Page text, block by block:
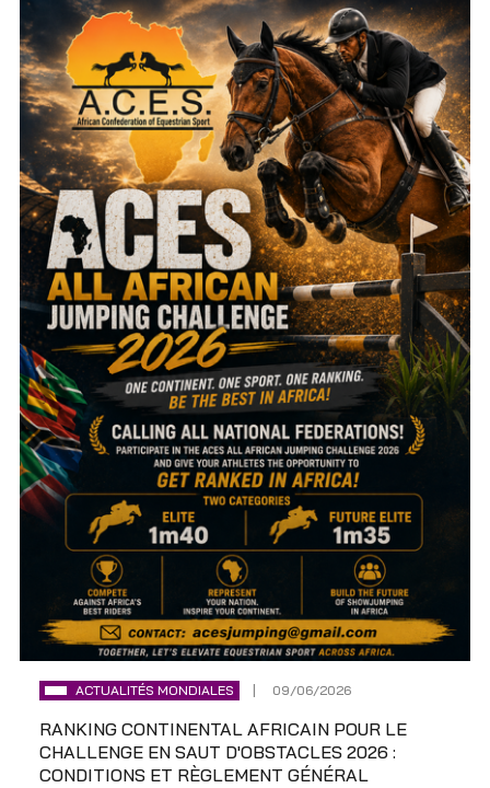
ACTUALITÉS MONDIALES 09/06/2026
RANKING CONTINENTAL AFRICAIN POUR LE
CHALLENGE EN SAUT D'OBSTACLES 2026 :
CONDITIONS ET RÈGLEMENT GÉNÉRAL